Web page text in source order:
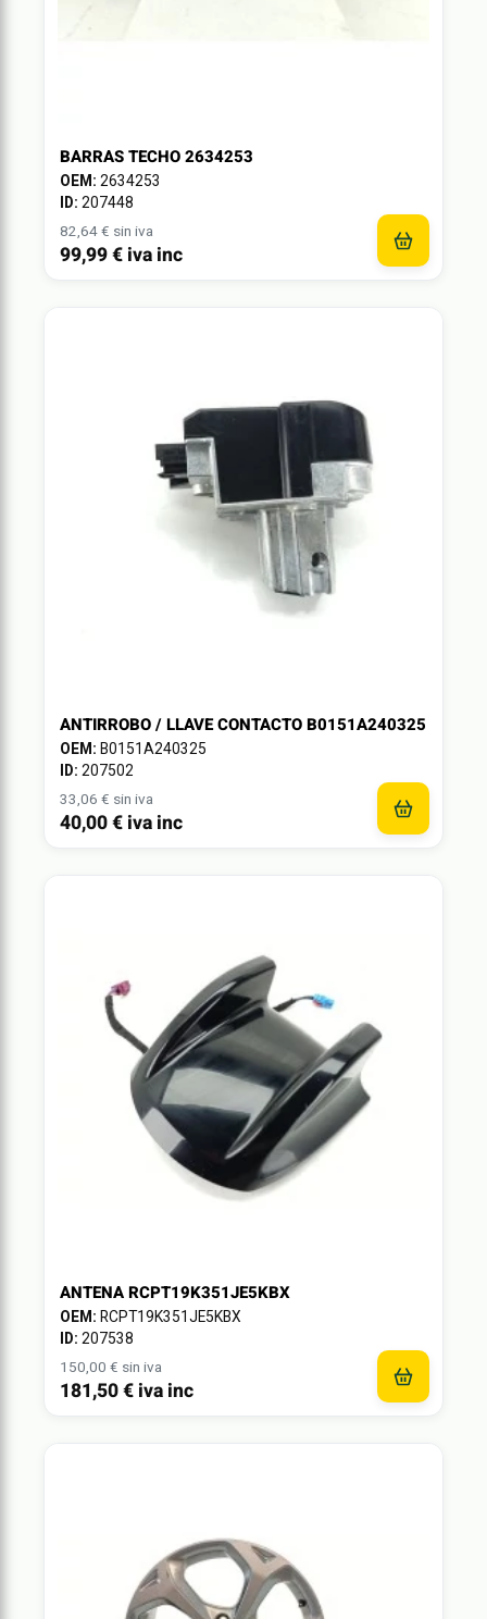
BARRAS TECHO 2634253
OEM: 2634253
ID: 207448
82,64 € sin iva
99,99 € iva inc
ANTIRROBO / LLAVE CONTACTO B0151A240325
OEM: B0151A240325
ID: 207502
33,06 € sin iva
40,00 € iva inc
ANTENA RCPT19K351JE5KBX
OEM: RCPT19K351JE5KBX
ID: 207538
150,00 € sin iva
181,50 € iva inc